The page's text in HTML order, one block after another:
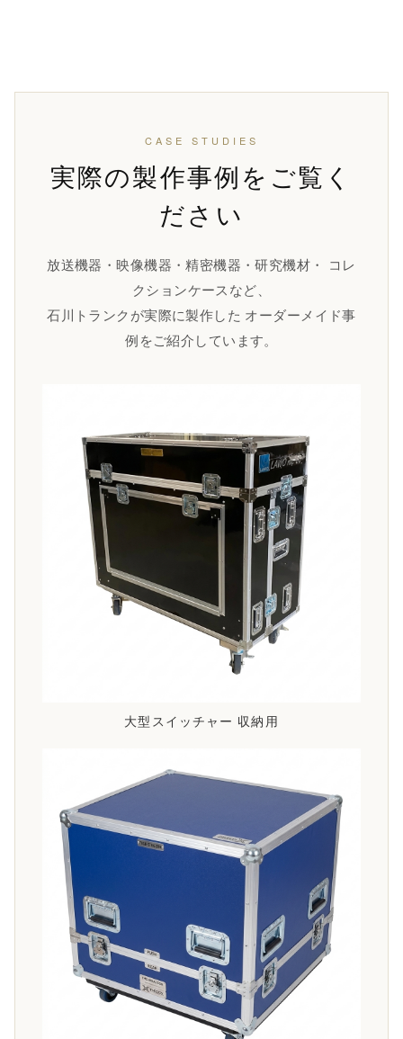
CASE STUDIES
実際の製作事例をご覧く
ださい
放送機器・映像機器・精密機器・研究機材・ コレ
クションケースなど、
石川トランクが実際に製作した オーダーメイド事
例をご紹介しています。
大型スイッチャー 収納用